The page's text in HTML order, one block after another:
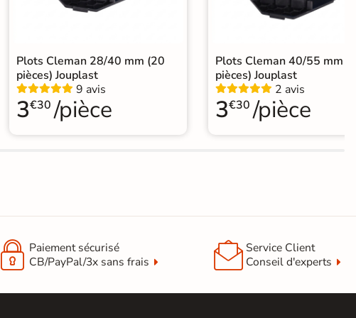
Plots Cleman 28/40 mm (20
pièces) Jouplast
9 avis
3€30 /pièce
Plots Cleman 40/55 mm
pièces) Jouplast
2 avis
3€30 /pièce
 Paiement sécurisé
CB/PayPal/3x sans frais
 Service Client
Conseil d'experts